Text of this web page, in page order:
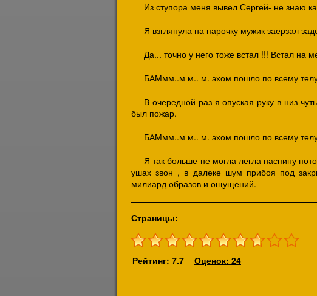
Из ступора меня вывел Сергей- не знаю
Я взглянула на парочку мужик заерзал
Да... точно у него тоже встал !!! Встал на
БАМмм..м м.. м. эхом пошло по всему
В очередной раз я опуская руку в низ
был пожар.
БАМмм..м м.. м. эхом пошло по всему
Я так больше не могла легла наспину
ушах звон , в далеке шум прибоя под
милиард образов и ощущений.
Страницы:
Рейтинг: 7.7 Оценок: 24